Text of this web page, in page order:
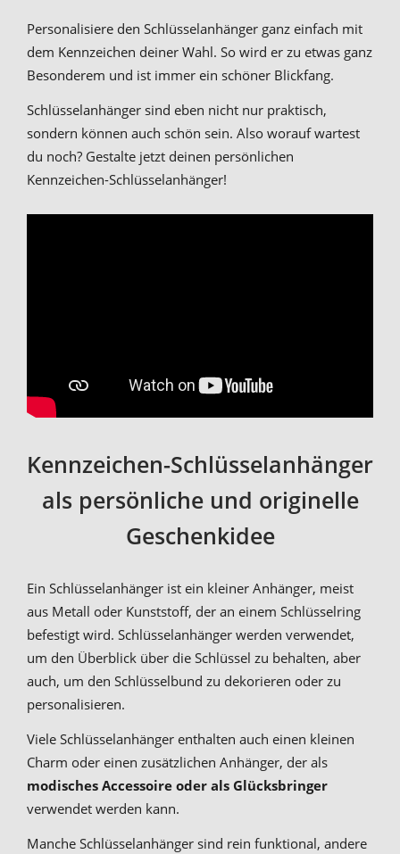
Personalisiere den Schlüsselanhänger ganz einfach mit
dem Kennzeichen deiner Wahl. So wird er zu etwas ganz
Besonderem und ist immer ein schöner Blickfang.
Schlüsselanhänger sind eben nicht nur praktisch,
sondern können auch schön sein. Also worauf wartest
du noch? Gestalte jetzt deinen persönlichen
Kennzeichen-Schlüsselanhänger!
Kennzeichen-Schlüsselanhänger
als persönliche und originelle
Geschenkidee
Ein Schlüsselanhänger ist ein kleiner Anhänger, meist
aus Metall oder Kunststoff, der an einem Schlüsselring
befestigt wird. Schlüsselanhänger werden verwendet,
um den Überblick über die Schlüssel zu behalten, aber
auch, um den Schlüsselbund zu dekorieren oder zu
personalisieren.
Viele Schlüsselanhänger enthalten auch einen kleinen
Charm oder einen zusätzlichen Anhänger, der als
modisches Accessoire oder als Glücksbringer
verwendet werden kann.
Manche Schlüsselanhänger sind rein funktional, andere